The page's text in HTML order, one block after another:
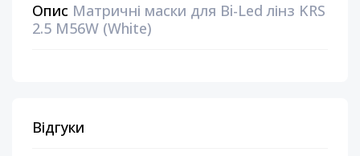
Опис Матричні маски для Bi-Led лінз KRS
2.5 M56W (White)
Відгуки